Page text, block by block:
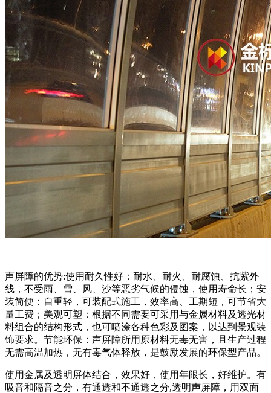
声屏障的优势:使用耐久性好：耐水、耐火、耐腐蚀、抗紫外
线，不受雨、雪、风、沙等恶劣气候的侵蚀，使用寿命长；安
装简便：自重轻，可装配式施工，效率高、工期短，可节省大
量工费；美观可塑：根据不同需要可采用与金属材料及透光材
料组合的结构形式，也可喷涂各种色彩及图案，以达到景观装
饰要求。节能环保：声屏障所用原材料无毒无害，且生产过程
无需高温加热，无有毒气体释放，是鼓励发展的环保型产品。
使用金属及透明屏体结合，效果好，使用年限长，好维护。有
吸音和隔音之分，有通透和不通透之分,透明声屏障，用双面